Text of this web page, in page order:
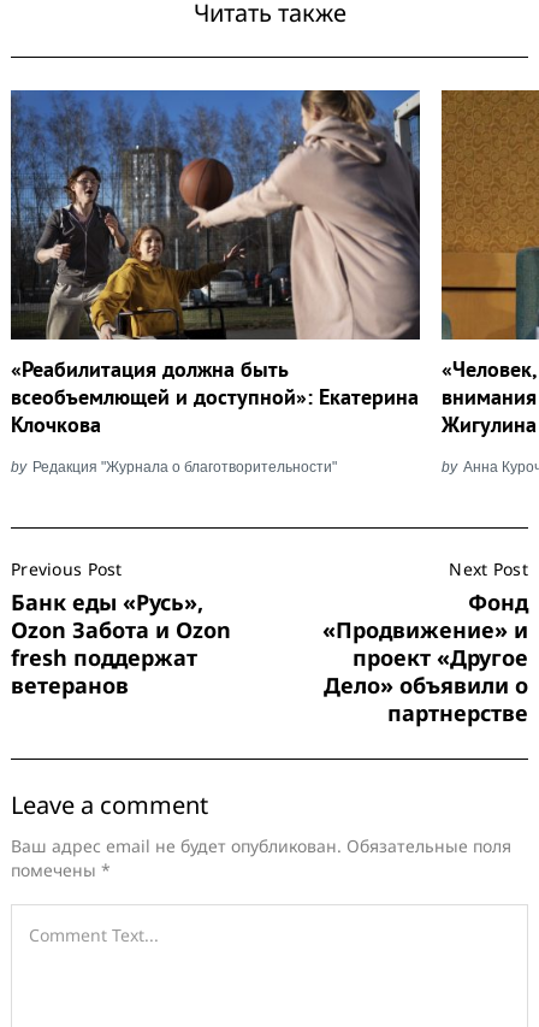
Читать также
«Реабилитация должна быть
всеобъемлющей и доступной»: Екатерина
Клочкова
by Редакция "Журнала о благотворительности"
Жигулина
by Анна
Navigation
Previous Post
Банк еды «Русь»,
Ozon Забота и Ozon
fresh поддержат
ветеранов
Next Post
Фонд
«Продвижение» и
проект «Другое
Дело» объявили о
партнерстве
Leave a comment
Ваш адрес email не будет опубликован. Обязательные поля
помечены *